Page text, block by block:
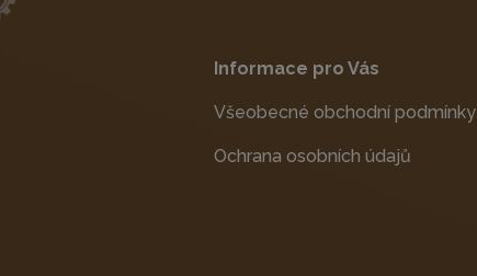
Informace pro Vás
Všeobecné obchodní podmínky
Ochrana osobních údajů